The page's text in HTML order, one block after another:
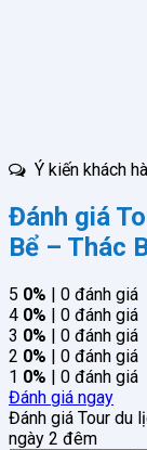
Ý kiến khách
Đánh giá
Bể – Thác
5 0% | 0 đánh giá
4 0% | 0 đánh giá
3 0% | 0 đánh giá
2 0% | 0 đánh giá
1 0% | 0 đánh giá
Đánh giá ngay
Đánh giá Tour du
ngày 2 đêm